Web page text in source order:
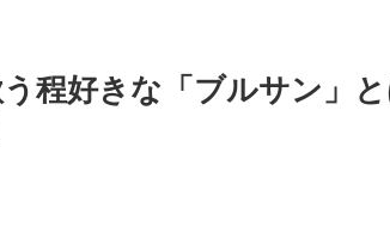
程好きな「ブルサン」